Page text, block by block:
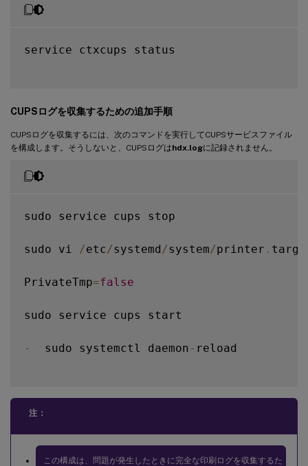
service ctxcups status
CUPSログを収集するための追加手順
CUPSログを収集するには、次のコマンドを実行してCUPSサービスファイル
を構成します。そうしないと、CUPSログはhdx.logに記録されません。
sudo service cups stop
sudo vi /etc/systemd /system/printer .
PrivateTmp=false
sudo service cups start
-
  sudo systemctl daemon
- reload
注：
この構成は、問題が発生したときに完全な印刷ログを収集するた